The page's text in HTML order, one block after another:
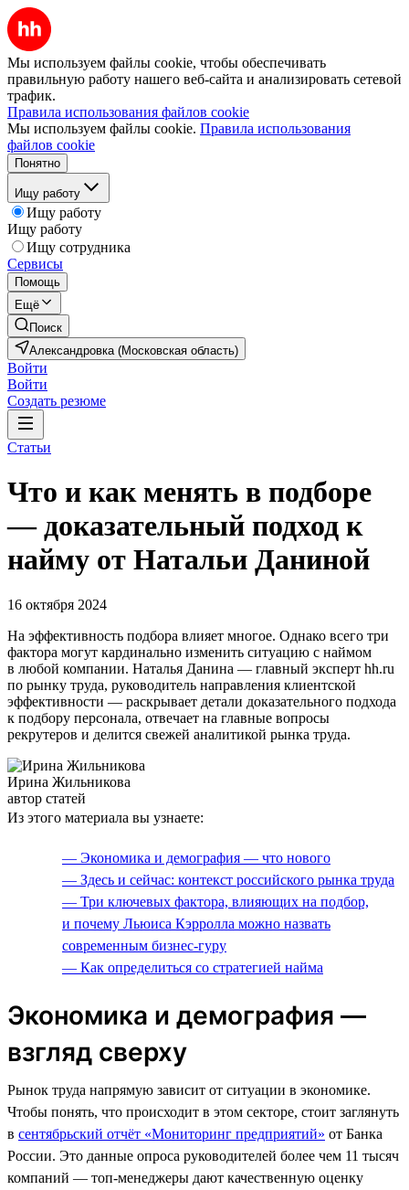
Мы используем файлы cookie, чтобы обеспечивать
правильную работу нашего веб-сайта и анализировать сетевой
трафик.
Правила использования файлов cookie
Мы используем файлы cookie. Правила использования
файлов cookie
Понятно
Ищу работу
Ищу работу
Ищу работу
Ищу сотрудника
Сервисы
Помощь
Ещё
Поиск
Александровка (Московская область)
Войти
Войти
Создать резюме
Статьи
Что и как менять в подборе
— доказательный подход к
найму от Натальи Даниной
16 октября 2024
На эффективность подбора влияет многое. Однако всего три
фактора могут кардинально изменить ситуацию с наймом
в любой компании. Наталья Данина — главный эксперт hh.ru
по рынку труда, руководитель направления клиентской
эффективности — раскрывает детали доказательного подхода
к подбору персонала, отвечает на главные вопросы
рекрутеров и делится свежей аналитикой рынка труда.
Ирина Жильникова
автор статей
Из этого материала вы узнаете:
— Экономика и демография — что нового
— Здесь и сейчас: контекст российского рынка труда
— Три ключевых фактора, влияющих на подбор,
и почему Льюиса Кэрролла можно назвать
современным бизнес-гуру
— Как определиться со стратегией найма
Экономика и демография —
взгляд сверху
Рынок труда напрямую зависит от ситуации в экономике.
Чтобы понять, что происходит в этом секторе, стоит заглянуть
в сентябрьский отчёт «Мониторинг предприятий» от Банка
России. Это данные опроса руководителей более чем 11 тысяч
компаний — топ-менеджеры дают качественную оценку